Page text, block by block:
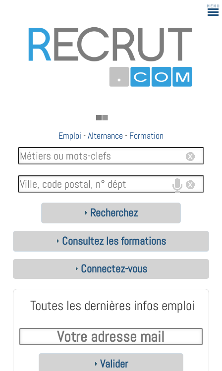
Emploi -Alternance - Formation
Recherchez
Consultez les formations
Connectez-vous
Toutes les dernières infos emploi
Valider